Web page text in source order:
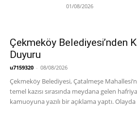
01/08/2026
Çekmeköy Belediyesi’nden
Duyuru
u7159320 - 08/08/2026
Çekmeköy Belediyesi, Çatalmeşe
temel kazısı sırasında meydana gelen
kamuoyuna yazılı bir açıklama yaptı.